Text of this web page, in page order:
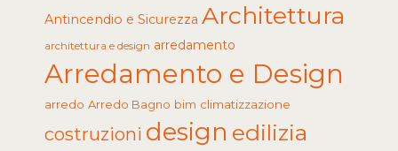
Antincendio e Sicurezza Architettura
architettura e design arredamento
Arredamento e Design
arredo Arredo Bagno bim climatizzazione
costruzioni design edilizia